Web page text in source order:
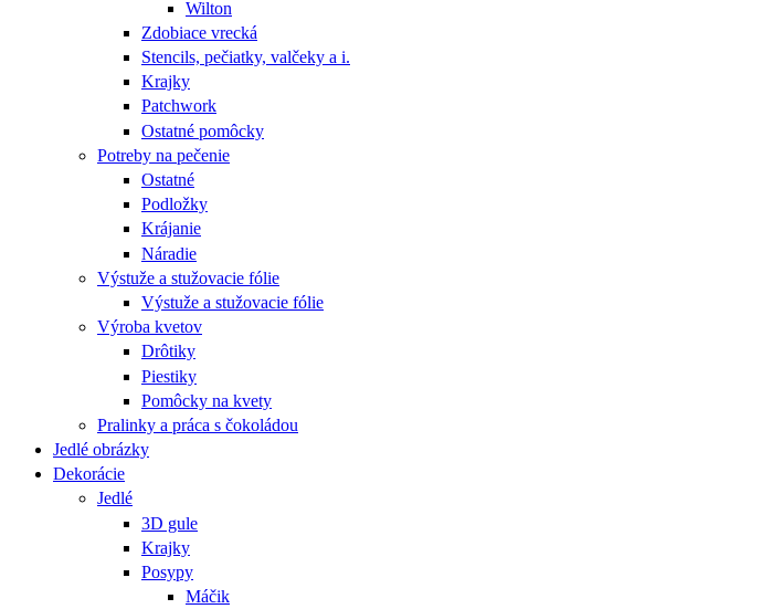
Wilton
Zdobiace vrecká
Stencils, pečiatky, valčeky a i.
Krajky
Patchwork
Ostatné pomôcky
Potreby na pečenie
Ostatné
Podložky
Krájanie
Náradie
Výstuže a stužovacie fólie
Výstuže a stužovacie fólie
Výroba kvetov
Drôtiky
Piestiky
Pomôcky na kvety
Pralinky a práca s čokoládou
Jedlé obrázky
Dekorácie
Jedlé
3D gule
Krajky
Posypy
Máčik